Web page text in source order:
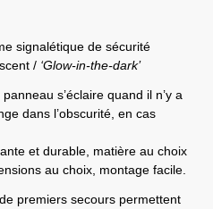
signalétique de sécurité
/ ‘Glow-in-the-dark’
s’éclaire quand il n’y a
dans l’obscurité, en cas
et durable, matière au choix
au choix, montage facile.
premiers secours permettent